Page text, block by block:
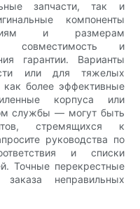
запчасти, так и
компоненты
и размерам
совместимость и
гарантии. Варианты
или для тяжелых
более эффективные
корпуса или
службы — могут быть
стремящихся к
руководства по
и списки
Точные перекрестные
неправильных